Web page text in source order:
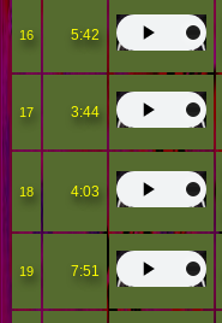
16 5:42
17 3:44
18 4:03
19 7:51